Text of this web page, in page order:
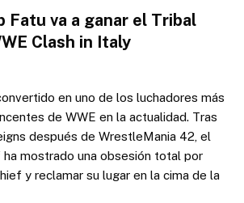
Fatu va a ganar el Tribal
Clash in Italy
en uno de los luchadores más
de WWE en la actualidad. Tras
después de WrestleMania 42, el
ha mostrado una obsesión total por
y reclamar su lugar en la cima de la